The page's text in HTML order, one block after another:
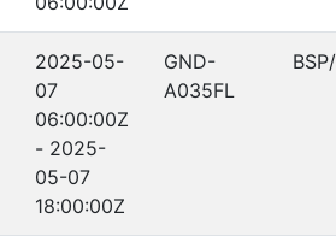
2025-05-
07
06:00:00Z
- 2025-
05-07
18:00:00Z
GND-
A035FL